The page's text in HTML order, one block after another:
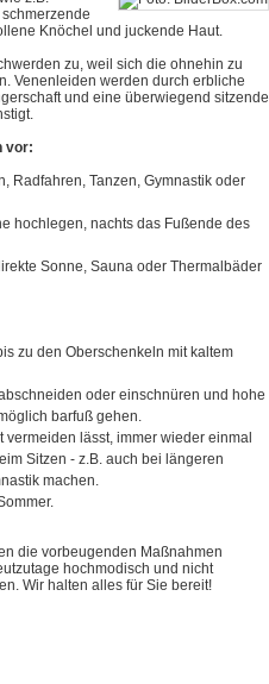
Knöchel und juckende Haut.
zu, weil sich die ohnehin zu
Venenleiden werden durch erbliche
und eine überwiegend sitzende
vor:
Radfahren, Tanzen, Gymnastik oder
hochlegen, nachts das Fußende des
Sonne, Sauna oder Thermalbäder
zu den Oberschenkeln mit kaltem
oder einschnüren und hohe
barfuß gehen.
lässt, immer wieder einmal
Sitzen - z.B. auch bei längeren
machen.
die vorbeugenden Maßnahmen
hochmodisch und nicht
Wir halten alles für Sie bereit!